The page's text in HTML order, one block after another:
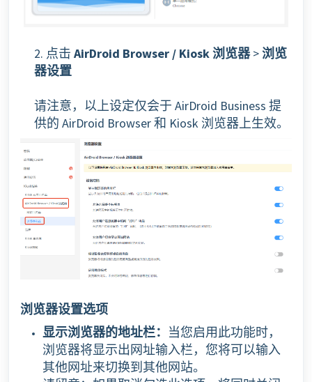
2. 点击 AirDroid Browser / Kiosk 浏览器>浏览
器设置
请注意，以上设定仅会于 AirDroid Business 提
供的 AirDroid Browser 和 Kiosk 浏览器上生效。
浏览器设置选项
显示浏览器的地址栏： 当您启用此功能时，
浏览器将显示出网址输入栏，您将可以输入
其他网址来切换到其他网站。